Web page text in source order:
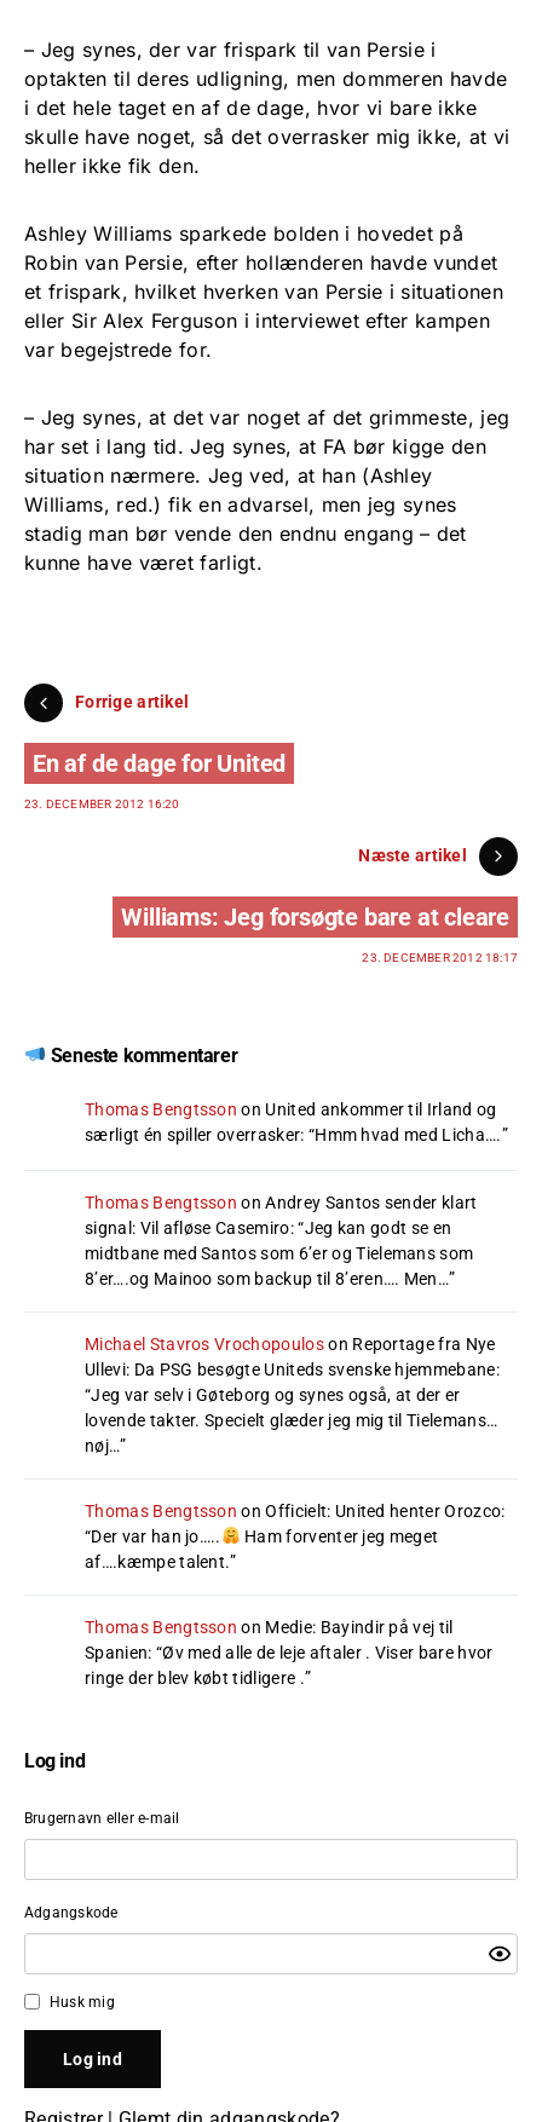
– Jeg synes, der var frispark til van Persie i
optakten til deres udligning, men dommeren havde
i det hele taget en af de dage, hvor vi bare ikke
skulle have noget, så det overrasker mig ikke, at vi
heller ikke fik den.
Ashley Williams sparkede bolden i hovedet på
Robin van Persie, efter hollænderen havde vundet
et frispark, hvilket hverken van Persie i situationen
eller Sir Alex Ferguson i interviewet efter kampen
var begejstrede for.
– Jeg synes, at det var noget af det grimmeste, jeg
har set i lang tid. Jeg synes, at FA bør kigge den
situation nærmere. Jeg ved, at han (Ashley
Williams, red.) fik en advarsel, men jeg synes
stadig man bør vende den endnu engang – det
kunne have været farligt.
Forrige artikel
En af de dage for United
23. DECEMBER 2012 16:20
Næste artikel
Williams: Jeg forsøgte bare at cleare
23. DECEMBER 2012 18:17
Seneste kommentarer
Thomas Bengtsson on United ankommer til Irland og
særligt én spiller overrasker: “Hmm hvad med Licha….”
Thomas Bengtsson onAndrey Santos sender klart
signal: Vil afløse Casemiro: “Jeg kan godt se en
midtbane med Santos som 6’er og Tielemans som
8’er….og Mainoo som backup til 8’eren…. Men…”
Michael Stavros Vrochopouloson Reportage fra Nye
Ullevi: Da PSG besøgte Uniteds svenske hjemmebane:
“Jeg var selv i Gøteborg og synes også, at der er
lovende takter. Specielt glæder jeg mig til Tielemans…
nøj…”
Thomas Bengtsson onOfficielt: United henter Orozco:
“Der var han jo…..
Ham forventer jeg meget
af….kæmpe talent.”
Thomas Bengtsson on Medie: Bayindir på vej til
Spanien: “Øv med alle de leje aftaler . Viser bare hvor
ringe der blev købt tidligere .”
Log ind
Brugernavn eller e-mail
Adgangskode
Husk mig